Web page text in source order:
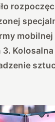
mobilnej
3.